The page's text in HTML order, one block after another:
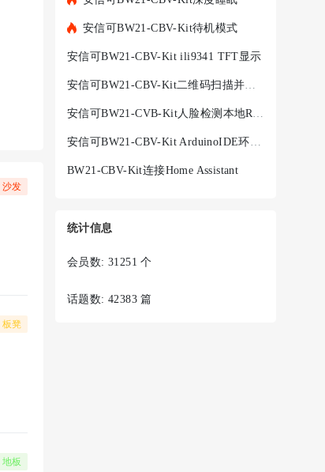
沙发
板凳
地板
安信可BW21-CBV-Kit待机模式
安信可BW21-CBV-Kit ili9341 TFT显示
安信可BW21-CBV-Kit二维码扫描并解析字符串
安信可BW21-CVB-Kit人脸检测本地RTSP推流
安信可BW21-CBV-Kit ArduinoIDE环境搭建
BW21-CBV-Kit连接Home Assistant
统计信息
会员数: 31251 个
话题数: 42383 篇